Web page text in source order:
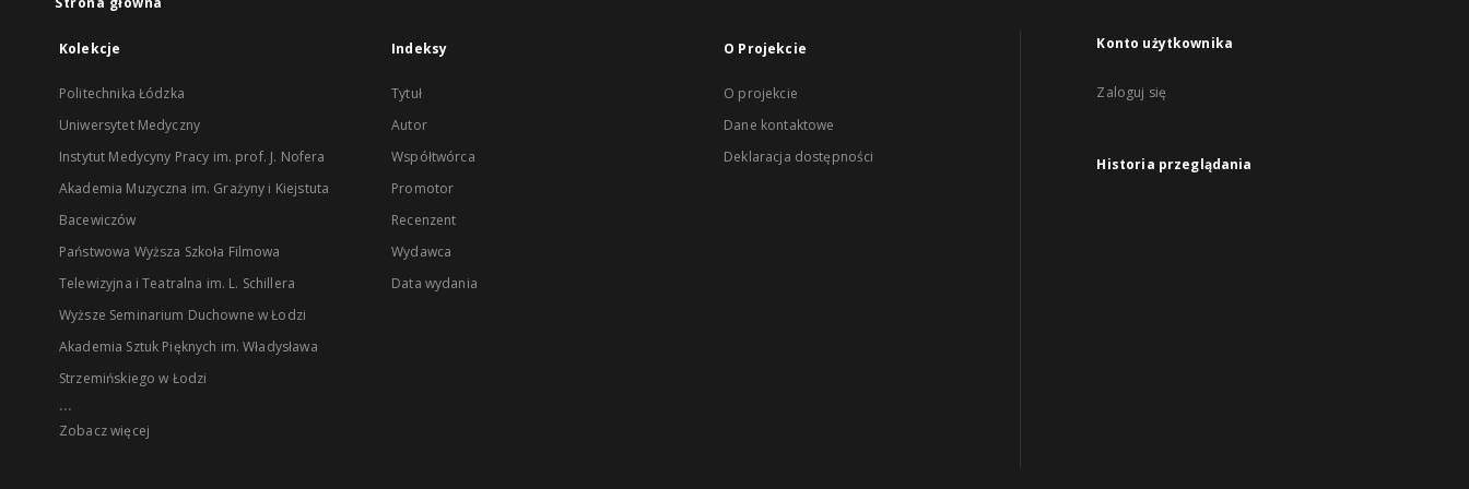
Kolekcje
Politechnika Łódzka
Uniwersytet Medyczny
Instytut Medycyny Pracy im. prof. J. Nofera
Akademia Muzyczna im. Grażyny i Kiejstuta
Bacewiczów
Państwowa Wyższa Szkoła Filmowa
Telewizyjna i Teatralna im. L. Schillera
Wyższe Seminarium Duchowne w Łodzi
Akademia Sztuk Pięknych im. Władysława
Strzemińskiego w Łodzi
...
Zobacz więcej
Indeksy
Tytuł
Autor
Współtwórca
Promotor
Recenzent
Wydawca
Data wydania
O Projekcie
O projekcie
Dane kontaktowe
Deklaracja dostępności
Konto użytkownika
Zaloguj się
Historia przeglądania